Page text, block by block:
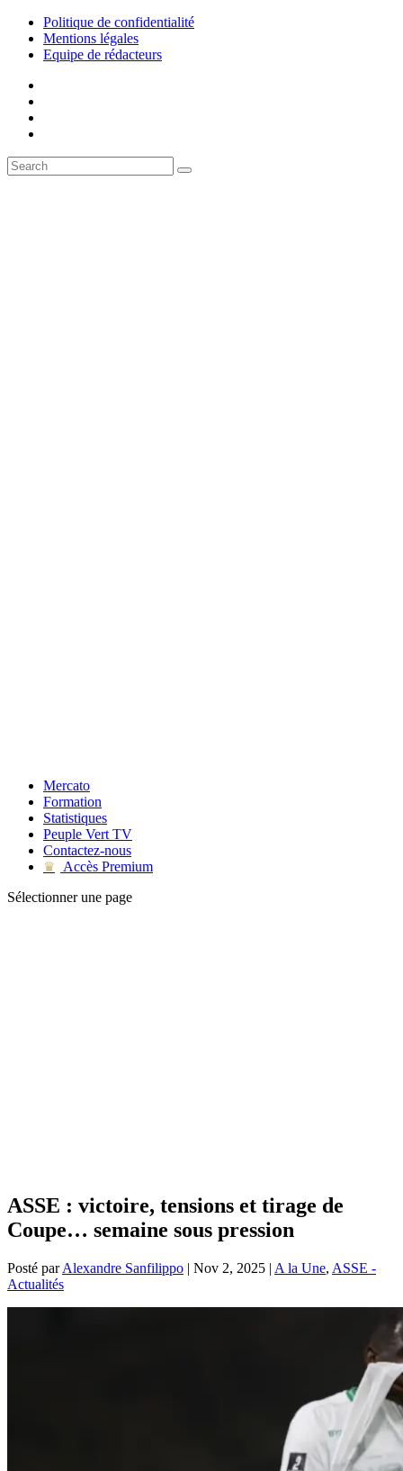
Politique de confidentialité
Mentions légales
Equipe de rédacteurs
Mercato
Formation
Statistiques
Peuple Vert TV
Contactez-nous
♛
Accès Premium
Sélectionner une page
ASSE : victoire, tensions et tirage de
Coupe… semaine sous pression
Posté parAlexandre Sanfilippo | Nov 2, 2025 | A la Une, ASSE -
Actualités